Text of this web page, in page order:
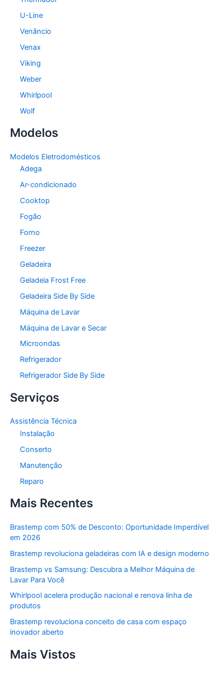
U-Line
Venâncio
Venax
Viking
Weber
Whirlpool
Wolf
Modelos
Modelos Eletrodomésticos
Adega
Ar-condicionado
Cooktop
Fogão
Forno
Freezer
Geladeira
Geladeia Frost Free
Geladeira Side By Side
Máquina de Lavar
Máquina de Lavar e Secar
Microondas
Refrigerador
Refrigerador Side By Side
Serviços
Assistência Técnica
Instalação
Conserto
Manutenção
Reparo
Mais Recentes
Brastemp com 50% de Desconto: Oportunidade Imperdível
em 2026
Brastemp revoluciona geladeiras com IA e design moderno
Brastemp vs Samsung: Descubra a Melhor Máquina de
Lavar Para Você
Whirlpool acelera produção nacional e renova linha de
produtos
Brastemp revoluciona conceito de casa com espaço
inovador aberto
Mais Vistos